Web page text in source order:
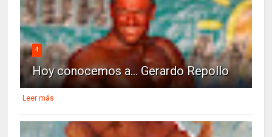
4
Hoy conocemos a... Gerardo Repollo
Leer más